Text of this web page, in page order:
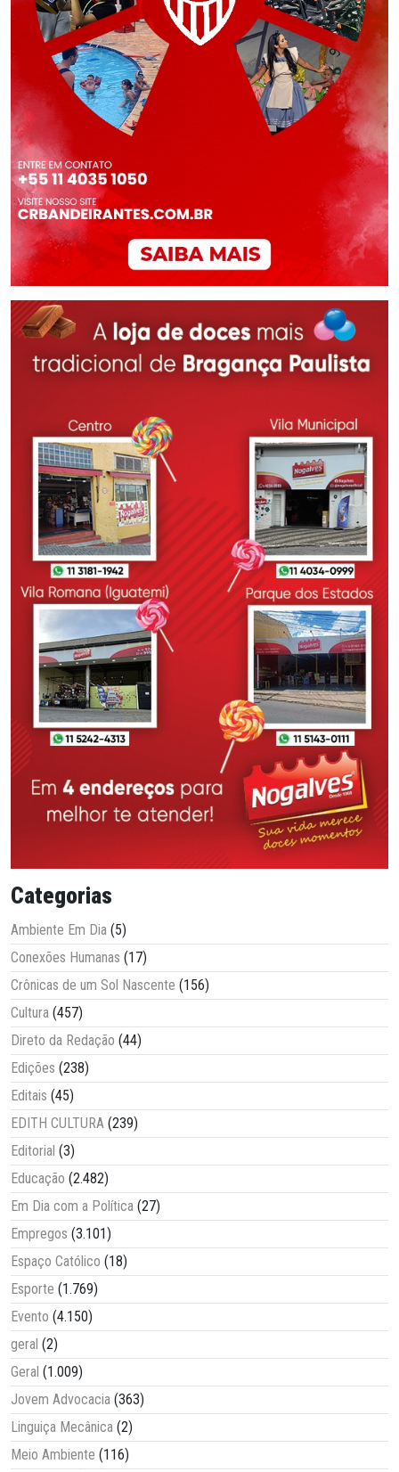
Categorias
Ambiente Em Dia (5)
Conexões Humanas (17)
Crônicas de um Sol Nascente (156)
Cultura (457)
Direto da Redação (44)
Edições (238)
Editais (45)
EDITH CULTURA (239)
Editorial (3)
Educação (2.482)
Em Dia com a Política (27)
Empregos (3.101)
Espaço Católico (18)
Esporte (1.769)
Evento (4.150)
geral (2)
Geral (1.009)
Jovem Advocacia (363)
Linguiça Mecânica (2)
Meio Ambiente (116)